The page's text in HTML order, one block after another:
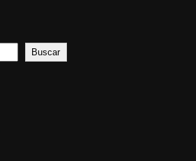
Buscar